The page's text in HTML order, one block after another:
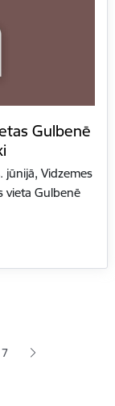
Gulbenē
Vidzemes
vieta Gulbenē
7